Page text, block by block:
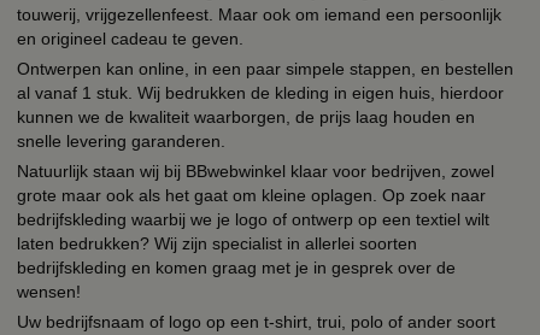
touwerij, vrijgezellenfeest. Maar ook om iemand een persoonlijk
en origineel cadeau te geven.
Ontwerpen kan online, in een paar simpele stappen, en bestellen
al vanaf 1 stuk. Wij bedrukken de kleding in eigen huis, hierdoor
kunnen we de kwaliteit waarborgen, de prijs laag houden en
snelle levering garanderen.
Natuurlijk staan wij bij BBwebwinkel klaar voor bedrijven, zowel
grote maar ook als het gaat om kleine oplagen. Op zoek naar
bedrijfskleding waarbij we je logo of ontwerp op een textiel wilt
laten bedrukken? Wij zijn specialist in allerlei soorten
bedrijfskleding en komen graag met je in gesprek over de
wensen!
Uw bedrijfsnaam of logo op een t-shirt, trui, polo of ander soort